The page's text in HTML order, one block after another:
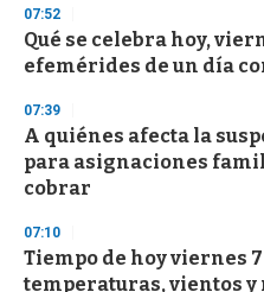
s
e
c
o
d
s
07:52
Qué se celebra hoy,
efemérides de un día
07:39
A quiénes afecta la
para asignaciones
cobrar
07:10
Tiempo de hoy viernes
temperaturas, vientos y